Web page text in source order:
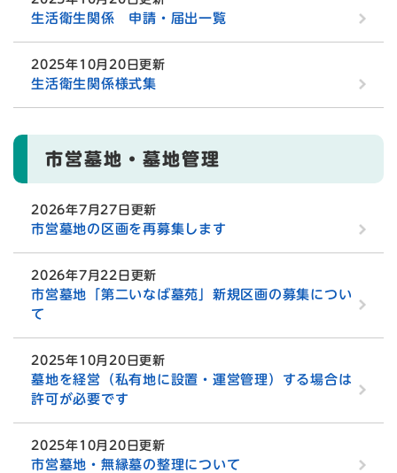
生活衛生関係 申請・届出一覧
2025年10月20日更新
生活衛生関係様式集
市営墓地・墓地管理
2026年7月27日更新
市営墓地の区画を再募集します
2026年7月22日更新
市営墓地「第二いなば墓苑」新規区画の募集につい
て
2025年10月20日更新
墓地を経営（私有地に設置・運営管理）する場合は
許可が必要です
2025年10月20日更新
市営墓地・無縁墓の整理について